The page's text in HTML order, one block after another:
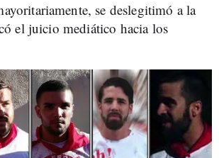
se deslegitimó a la
el juicio mediático hacia los